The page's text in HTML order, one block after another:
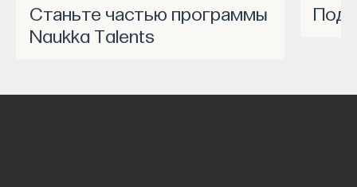
Станьте частью программы
Naukka Talents